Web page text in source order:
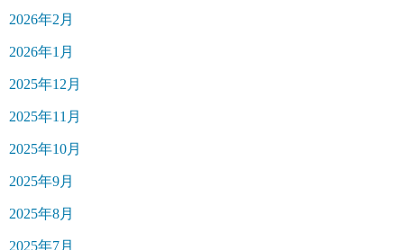
2026年2月
2026年1月
2025年12月
2025年11月
2025年10月
2025年9月
2025年8月
2025年7月